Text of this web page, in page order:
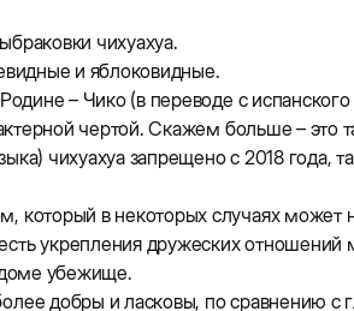
чихуахуа.
и яблоковидные.
– Чико (в переводе с
чертой. Скажем больше – это
чихуахуа запрещено с 2018
который в некоторых случаях может
укрепления дружеских
доме убежище.
добры и ласковы, по сравнению с